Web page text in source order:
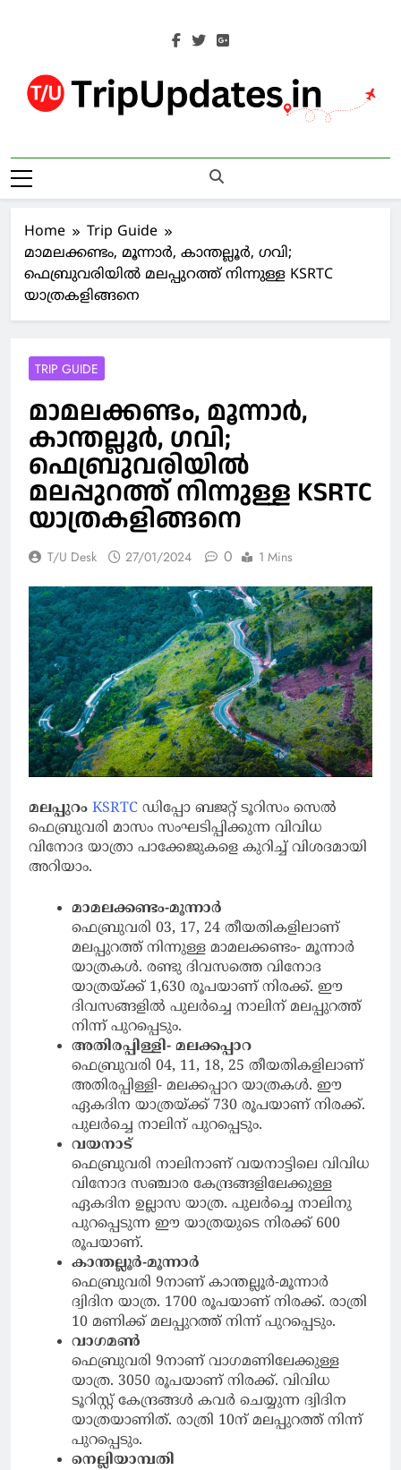
Trip Updates
Home
Trip Guide
മാമലക്കണ്ടം, മൂന്നാർ, കാന്തല്ലൂർ, ഗവി;
ഫെബ്രുവരിയിൽ മലപ്പുറത്ത് നിന്നുള്ള KSRTC
യാത്രകളിങ്ങനെ
TRIP GUIDE
മാമലക്കണ്ടം, മൂന്നാർ,
കാന്തല്ലൂർ, ഗവി;
ഫെബ്രുവരിയിൽ
മലപ്പുറത്ത് നിന്നുള്ള KSRTC
യാത്രകളിങ്ങനെ
T/U Desk 27/01/2024 0 1 Mins
മലപ്പുറം KSRTC ഡിപ്പോ ബജറ്റ് ടൂറിസം സെൽ
ഫെബ്രുവരി മാസം സംഘടിപ്പിക്കുന്ന വിവിധ
വിനോദ യാത്രാ പാക്കേജുകളെ കുറിച്ച് വിശദമായി
അറിയാം.
മാമലക്കണ്ടം-മൂന്നാർ
ഫെബ്രുവരി 03, 17, 24 തീയതികളിലാണ്
മലപ്പുറത്ത് നിന്നുള്ള മാമലക്കണ്ടം- മൂന്നാർ
യാത്രകൾ. രണ്ടു ദിവസത്തെ വിനോദ
യാത്രയ്ക്ക് 1,630 രൂപയാണ് നിരക്ക്. ഈ
ദിവസങ്ങളിൽ പുലർച്ചെ നാലിന് മലപ്പുറത്ത്
നിന്ന് പുറപ്പെടും.
അതിരപ്പിള്ളി- മലക്കപ്പാറ
ഫെബ്രുവരി 04, 11, 18, 25 തീയതികളിലാണ്
അതിരപ്പിള്ളി- മലക്കപ്പാറ യാത്രകൾ. ഈ
ഏകദിന യാത്രയ്ക്ക് 730 രൂപയാണ് നിരക്ക്.
പുലർച്ചെ നാലിന് പുറപ്പെടും.
വയനാട്
ഫെബ്രുവരി നാലിനാണ് വയനാട്ടിലെ വിവിധ
വിനോദ സഞ്ചാര കേന്ദ്രങ്ങളിലേക്കുള്ള
ഏകദിന ഉല്ലാസ യാത്ര. പുലർച്ചെ നാലിനു
പുറപ്പെടുന്ന ഈ യാത്രയുടെ നിരക്ക് 600
രൂപയാണ്.
കാന്തല്ലൂർ-മൂന്നാർ
ഫെബ്രുവരി 9നാണ് കാന്തല്ലൂർ-മൂന്നാർ
ദ്വിദിന യാത്ര. 1700 രൂപയാണ് നിരക്ക്. രാത്രി
10 മണിക്ക് മലപ്പുറത്ത് നിന്ന് പുറപ്പെടും.
വാഗമൺ
ഫെബ്രുവരി 9നാണ് വാഗമണിലേക്കുള്ള
യാത്ര. 3050 രൂപയാണ് നിരക്ക്. വിവിധ
ടൂറിസ്റ്റ് കേന്ദ്രങ്ങൾ കവർ ചെയ്യുന്ന ദ്വിദിന
യാത്രയാണിത്. രാത്രി 10ന് മലപ്പുറത്ത് നിന്ന്
പുറപ്പെടും.
നെല്ലിയാമ്പതി